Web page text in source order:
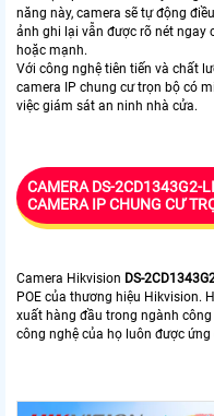
năng này, camera sẽ tự động
ảnh ghi lại vẫn được rõ nét ngay
hoặc mạnh.
Với công nghệ tiên tiến và chất
camera IP chung cư trọn bộ có
việc giám sát an ninh nhà cửa.
CAMERADS-2CD1343G2-
CAMERA IP CHUNG CƯ
Camera Hikvision DS-
POE của thương hiệu Hikvision.
xuất hàng đầu trong ngành
công nghệ của họ luôn được